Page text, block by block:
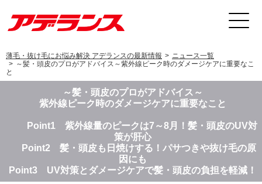
薄毛・抜け毛にお悩み解決 アデランスの最新情報
ニュース一覧
～髪・頭皮のプロがアドバイス～紫外線ピーク時のダメージケアに重要なこ
と
～髪・頭皮のプロがアドバイス～
紫外線ピーク時のダメージケアに重要なこと
Point1 紫外線量のピークは7～8月！髪・頭皮のUV対
策が肝心
Point2 髪・頭皮も日焼けする！パサつきや抜け毛の原
因にも
Point3 UV対策とダメージケアで髪・頭皮の負担を軽減！